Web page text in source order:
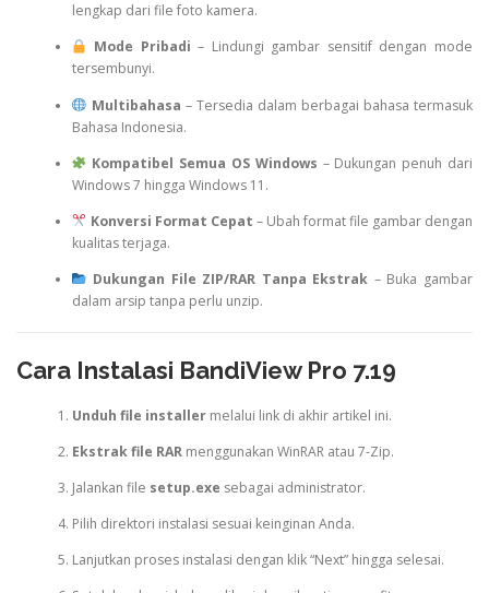
lengkap dari file foto kamera.
Mode Pribadi – Lindungi gambar sensitif dengan mode
tersembunyi.
Multibahasa – Tersedia dalam berbagai bahasa termasuk
Bahasa Indonesia.
Kompatibel Semua OS Windows – Dukungan penuh dari
Windows 7 hingga Windows 11.
Konversi Format Cepat – Ubah format file gambar dengan
kualitas terjaga.
Dukungan File ZIP/RAR Tanpa Ekstrak – Buka gambar
dalam arsip tanpa perlu unzip.
Cara Instalasi BandiView Pro 7.19
Unduh file installermelalui link di akhir artikel ini.
Ekstrak file RARmenggunakan WinRAR atau 7-Zip.
Jalankan file setup.exe sebagai administrator.
Pilih direktori instalasi sesuai keinginan Anda.
Lanjutkan proses instalasi dengan klik “Next” hingga selesai.